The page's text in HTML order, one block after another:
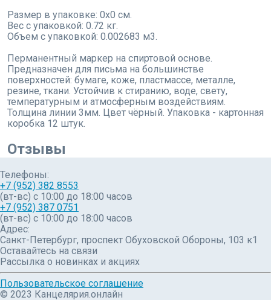
Размер в упаковке: 0x0 см.
Вес с упаковкой: 0.72 кг.
Объем с упаковкой: 0.002683 м3.
Перманентный маркер на спиртовой основе.
Предназначен для письма на большинстве
поверхностей: бумаге, коже, пластмассе, металле,
резине, ткани. Устойчив к стиранию, воде, свету,
температурным и атмосферным воздействиям.
Толщина линии 3мм. Цвет чёрный. Упаковка - картонная
коробка 12 штук.
Отзывы
Телефоны:
+7 (952) 382 8553
(вт-вс) c 10:00 до 18:00 часов
+7 (952) 387 0751
(вт-вс) с 10:00 до 18:00 часов
Адрес:
Санкт-Петербург, проспект Обуховской Обороны, 103 к1
Оставайтесь на связи
Рассылка о новинках и акциях
Пользовательское соглашение
© 2023 Канцелярия.онлайн